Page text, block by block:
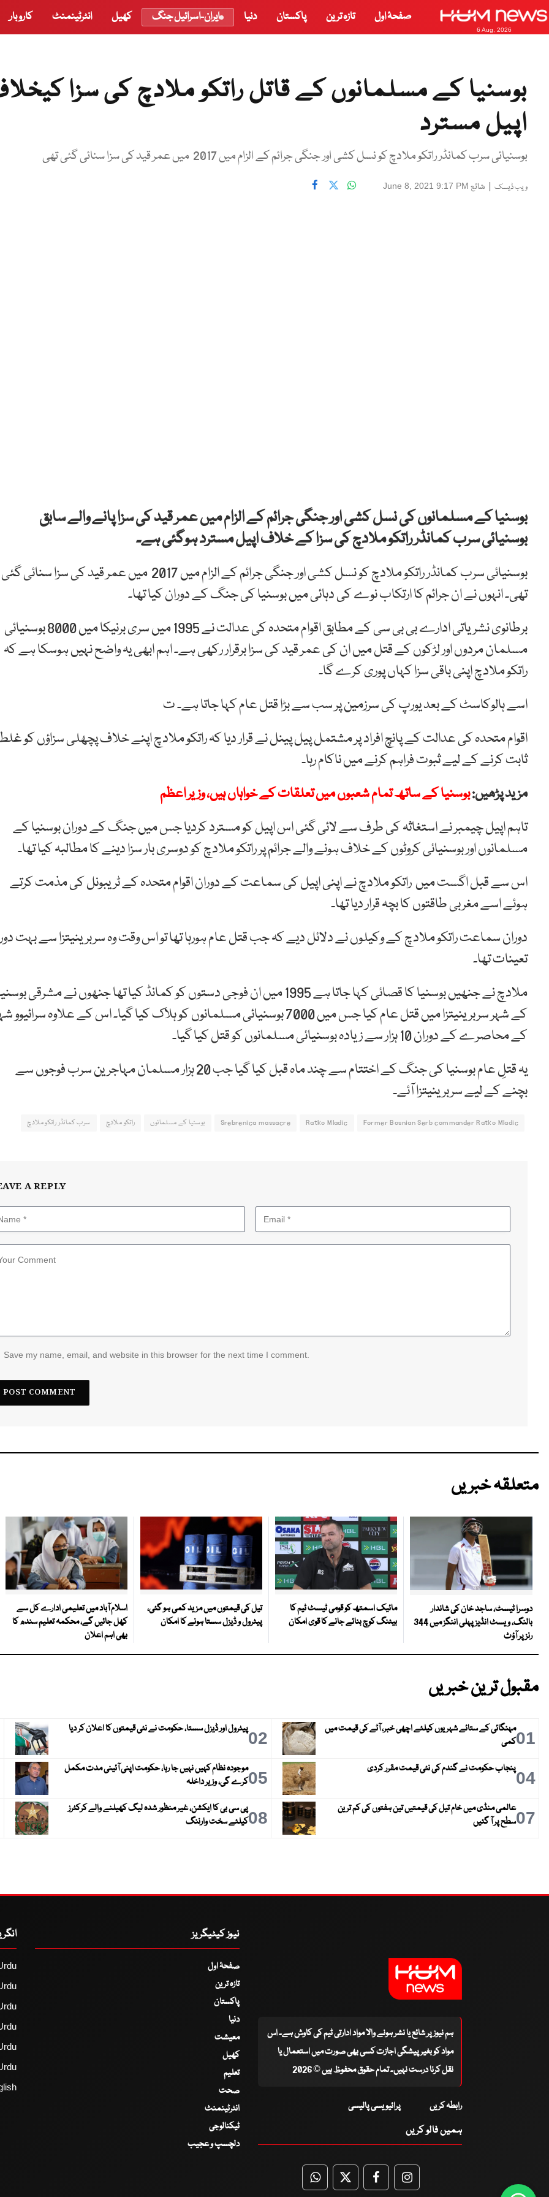
6 Aug, 2026
صفحۂ اول تازہ ترین پاکستان دنیا ایران-اسرائیل جنگ کھیل انٹرٹینمنٹ کاروبار
بوسنیا کے مسلمانوں کے قاتل راتکو ملادچ کی سزا
اپیل مسترد
بوسنیائی سرب کمانڈر راتکو ملادچ کو نسل کشی اور جنگی جرائم کے الزام میں 2017 میں عمر قید کی سزا سنائی گئی تھی
ویب ڈیسک | شائع June 8, 2021 9:17 PM
بوسنیا کے مسلمانوں کی نسل کشی اور جنگی جرائم کے الزام میں عمر قید کی سزا پانے والے سابق
بوسنیائی سرب کمانڈر راتکو ملادچ کی سزا کے خلاف اپیل مسترد ہوگئی ہے۔
بوسنیائی سرب کمانڈر راتکو ملادچ کو نسل کشی اور جنگی جرائم کے الزام میں 2017 میں عمر قید کی سزا سنائی گئی
تھی۔ انہوں نے ان جرائم کا ارتکاب نوے کی دہائی میں بوسنیا کی جنگ کے دوران کیا تھا۔
برطانوی نشریاتی ادارے بی بی سی کے مطابق اقوام متحدہ کی عدالت نے 1995 میں سری برنیکا میں 8000 بوسنیائی
مسلمان مردوں اور لڑکوں کے قتل میں ان کی عمر قید کی سزا برقرار رکھی ہے۔ اہم ابھی یہ واضح نہیں ہوسکا ہے کہ
راتکو ملادچ اپنی باقی سزا کہاں پوری کرے گا۔
اسے ہالوکاسٹ کے بعد یورپ کی سرزمین پر سب سے بڑا قتل عام کہا جاتا ہے۔ ت
اقوام متحدہ کی عدالت کے پانچ افراد پر مشتمل پیل پینل نے قرار دیا کہ راتکو ملادچ اپنے خلاف پچھلی سزاؤں کو
ثابت کرنے کے لیے ثبوت فراہم کرنے میں ناکام رہا۔
مزید پڑھیں:بوسنیا کے ساتھ تمام شعبوں میں تعلقات کے خواہاں ہیں، وزیر اعظم
تاہم اپیل چیمبر نے استغاثہ کی طرف سے لائی گئی اس اپیل کو مسترد کردیا جس میں جنگ کے دوران بوسنیا کے
مسلمانوں اور بوسنیائی کروٹوں کے خلاف ہونے والے جرائم پر راتکو ملادچ کو دوسری بار سزا دینے کا مطالبہ کیا تھا۔
اس سے قبل اگست میں راتکو ملادچ نے اپنی اپیل کی سماعت کے دوران اقوام متحدہ کے ٹریبونل کی مذمت کرتے
ہوئے اسے مغربی طاقتوں کا بچہ قرار دیا تھا۔
دوران سماعت راتکو ملادچ کے وکیلوں نے دلائل دیے کہ جب قتل عام ہورہا تھا تو اس وقت وہ سربرینیتزا سے بہت دور
تعینات تھا۔
ملادچ نے جنھیں بوسنیا کا قصائی کہا جاتا ہے 1995 میں ان فوجی دستوں کو کمانڈ کیا تھا جنھوں نے مشرقی
کے شہر سربرینیتزا میں قتل عام کیا جس میں 7000 بوسنیائی مسلمانوں کو ہلاک کیا گیا۔ اس کے علاوہ سرائیوو
کے محاصرے کے دوران 10 ہزار سے زیادہ بوسنیائی مسلمانوں کو قتل کیا گیا۔
یہ قتلِ عام بوسنیا کی جنگ کے اختتام سے چند ماہ قبل کیا گیا جب 20 ہزار مسلمان مہاجرین سرب فوجوں سے
بچنے کے لیے سربرینیتزا آئے۔
Former Bosnian Serb commander Ratko Mladic
Ratko Mladic
Srebrenica massacre بوسنیا کے مسلمانوں راتکو ملادچ سرب کمانڈر راتکو ملادچ
A REPLY
Save my name, email, and website in this browser for the next time I comment.
متعلقہ خبریں
دوسرا ٹیسٹ، ساجد خان کی شاندار
بالنگ، ویسٹ انڈیز پہلی اننگز میں 344
رنز پر آؤٹ
مائیک اسمتھ کو قومی ٹیسٹ ٹیم کا
بیٹنگ کوچ بنائے جانے کا قوی امکان
تیل کی قیمتوں میں مزید کمی ہو گئی،
پیٹرول و ڈیزل سستا ہونے کا امکان
اسلام آباد میں تعلیمی ادارے کل سے
کھل جائیں گے، محکمہ تعلیم سندھ کا
بھی اہم اعلان
مقبول ترین خبریں
01مہنگائی کے ستائے شہریوں کیلئے اچھی خبر، آٹے کی قیمت میں
کمی
02پیٹرول اور ڈیزل سستا، حکومت نے نئی قیمتوں کا اعلان کر دیا
04پنجاب حکومت نے گندم کی نئی قیمت مقرر کردی 05موجودہ نظام کہیں نہیں جا رہا، حکومت اپنی آئینی مدت مکمل
کرے گی، وزیر داخلہ
07عالمی منڈی میں خام تیل کی قیمتیں تین ہفتوں کی کم ترین
سطح پر آ گئیں
08پی سی بی کا ایکشن، غیر منظور شدہ لیگ کھیلنے والے کرکٹرز
کیلئے سخت وارننگ
ہم نیوز پر شائع یا نشر ہونے والا مواد ادارتی ٹیم کی کاوش ہے۔ اس
مواد کو بغیر پیشگی اجازت کسی بھی صورت میں استعمال یا
نقل کرنا درست نہیں۔ تمام حقوق محفوظ ہیں © 2026
رابطہ کریں پرائیویسی پالیسی
ہمیں فالو کریں
WhatsApp
TwitterFacebookFacebook
نیوز کیٹیگریز
صفحۂ اول
تازہ ترین
پاکستان
دنیا
معیشت
کھیل
تعلیم
صحت
انٹرٹینمنٹ
ٹیکنالوجی
دلچسپ و عجیب